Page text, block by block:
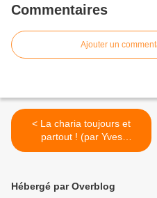
Commentaires
Ajouter un
< La charia toujours et
partout ! (par Yves
Darchicourt)
Hébergé par Overblog